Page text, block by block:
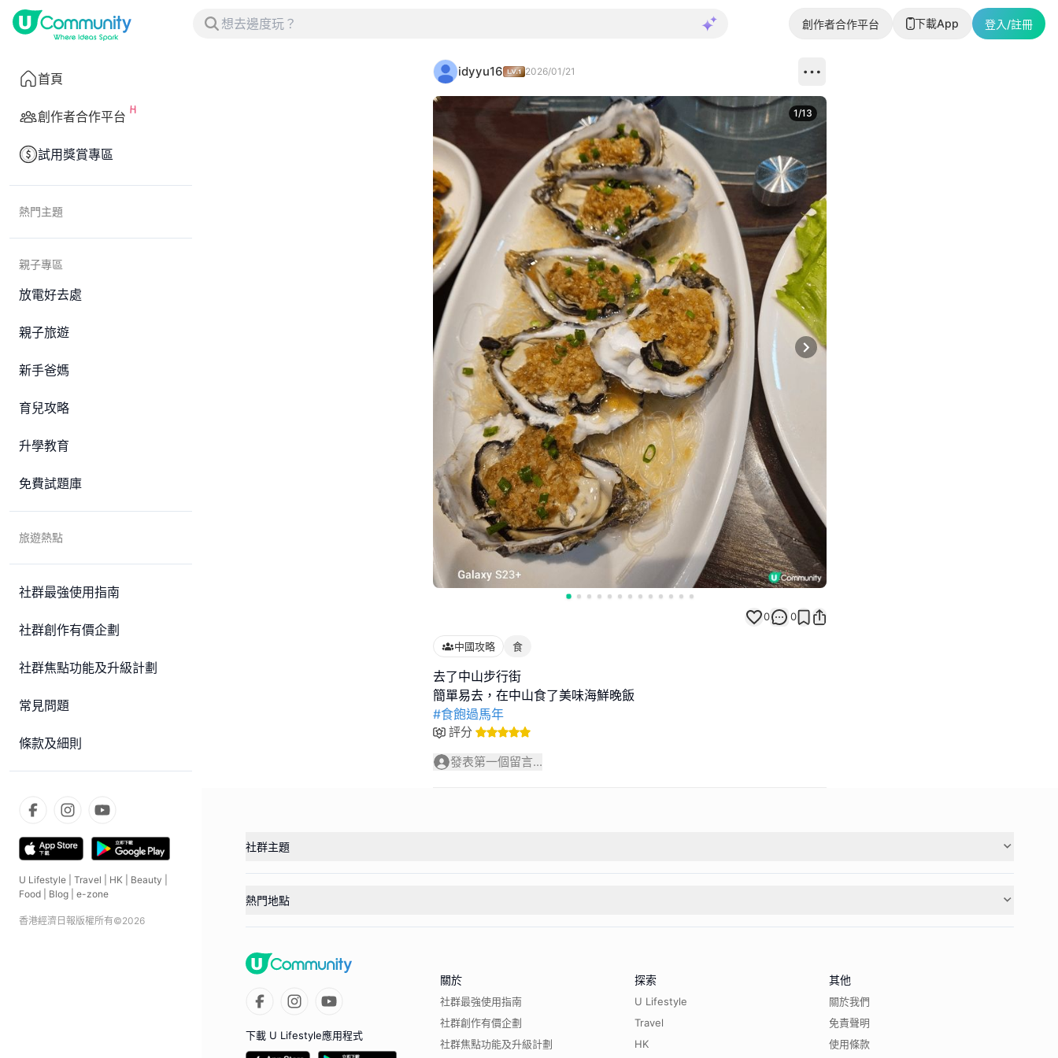
創作者合作平台 下載App 登入/註冊
首頁
創作者合作平台
試用獎賞專區
熱門主題
親子專區
放電好去處
親子旅遊
新手爸媽
育兒攻略
升學教育
免費試題庫
旅遊熱點
社群最強使用指南
社群創作有價企劃
社群焦點功能及升級計劃
常見問題
條款及細則
U Lifestyle Travel HK Beauty
Food
Blog e-zone
香港經濟日報版權所有©2026
idyyu16 2026/01/21
Next slide
1/13
0 0
中國攻略 食
去了中山步行街
#食飽過馬年
評分
發表第一個留言...
社群主題
熱門地點
下載 U Lifestyle應用程式
關於
社群最強使用指南
社群創作有價企劃
社群焦點功能及升級計劃
探索
U Lifestyle
Travel
HK
其他
關於我們
免責聲明
使用條款